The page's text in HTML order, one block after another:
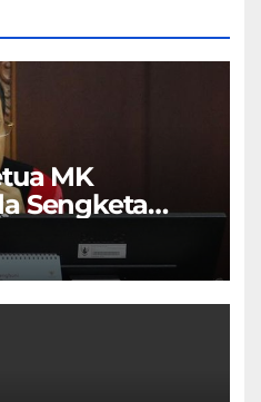
MK
Sengketa